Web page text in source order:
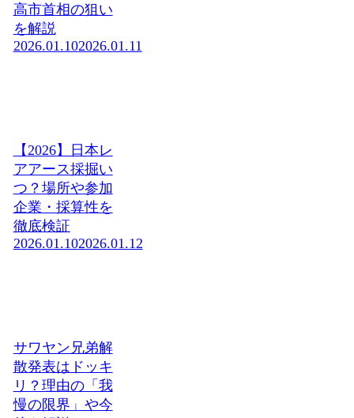
高市首相の狙い
を解説
2026.01.102026.01.11
【2026】日本レ
アアース採掘い
つ？場所や参加
企業・採算性を
徹底検証
2026.01.102026.01.12
サワヤン兄弟解
散発表はドッキ
リ？理由の「我
慢の限界」や今